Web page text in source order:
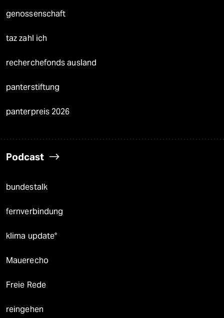
genossenschaft
taz zahl ich
recherchefonds ausland
panterstiftung
panterpreis 2026
Podcast
bundestalk
fernverbindung
klima update°
Mauerecho
Freie Rede
reingehen